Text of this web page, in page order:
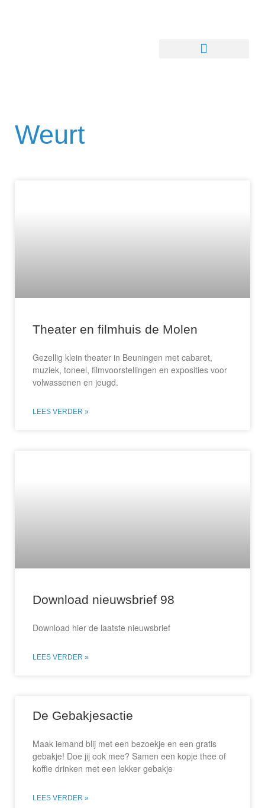
Weurt
Theater en filmhuis de Molen
Gezellig klein theater in Beuningen met cabaret,
muziek, toneel, filmvoorstellingen en exposities voor
volwassenen en jeugd.
LEES VERDER »
Download nieuwsbrief 98
Download hier de laatste nieuwsbrief
LEES VERDER »
De Gebakjesactie
Maak iemand blij met een bezoekje en een gratis
gebakje! Doe jij ook mee? Samen een kopje thee of
koffie drinken met een lekker gebakje
LEES VERDER »